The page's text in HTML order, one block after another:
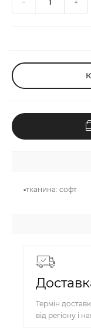
▫️тканина: софт
Термін
від регіону і